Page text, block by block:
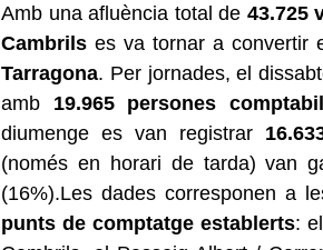
Amb una afluència total de 43.725
Cambrils es va tornar a convertir
Tarragona. Per jornades, el
amb 19.965 persones
diumenge es van registrar
(només en horari de tarda) van
(16%).Les dades corresponen a
punts de comptatge establerts: